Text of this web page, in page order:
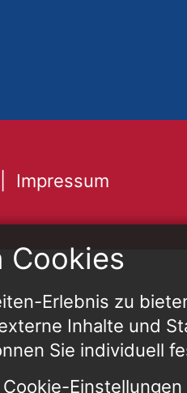
Cookies
Erlebnis zu
Inhalte und
Sie individuell
Impressum